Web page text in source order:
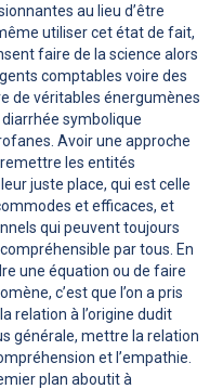
au lieu d’être
utiliser cet état de fait,
faire de la science alors
comptables voire des
de véritables énergumènes
symbolique
Avoir une approche
les entités
juste place, qui est celle
et efficaces, et
qui peuvent toujours
par tous. En
une équation ou de faire
c’est que l’on a pris
relation à l’origine dudit
générale, mettre la relation
et l’empathie.
plan aboutit à